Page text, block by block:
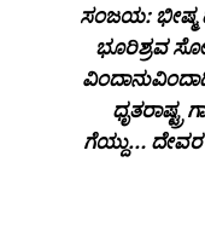
ಸಂಜಯ: ಭೀಷ್ಮ
ಭೂರಿಶ್ರವ
ಗೆಯ್ದು… ದೇವರ